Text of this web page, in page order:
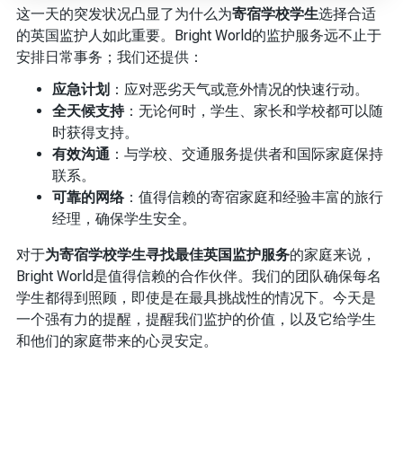
这一天的突发状况凸显了为什么为寄宿学校学生选择合适
的英国监护人如此重要。Bright World的监护服务远不止于
安排日常事务；我们还提供：
应急计划 ：应对恶劣天气或意外情况的快速行动。
全天候支持：无论何时，学生、家长和学校都可以随
时获得支持。
有效沟通 ：与学校、交通服务提供者和国际家庭保持
联系。
可靠的网络：值得信赖的寄宿家庭和经验丰富的旅行
经理，确保学生安全。
对于为寄宿学校学生寻找最佳英国监护服务的家庭来说，
Bright World是值得信赖的合作伙伴。我们的团队确保每名
学生都得到照顾，即使是在最具挑战性的情况下。今天是
一个强有力的提醒，提醒我们监护的价值，以及它给学生
和他们的家庭带来的心灵安定。